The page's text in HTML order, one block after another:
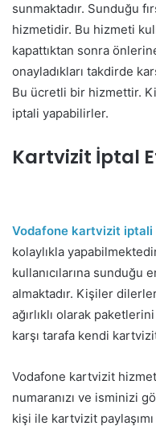
sunmaktadır. Sunduğu
hizmetidir. Bu hizmeti
kapattıktan sonra
onayladıkları takdirde
Bu ücretli bir hizmettir.
iptali yapabilirler.
Kartvizit İptal
Vodafone kartvizit iptali
kolaylıkla
kullanıcılarına sunduğu
almaktadır. Kişiler
ağırlıklı olarak
karşı tarafa kendi
Vodafone kartvizit
numaranızı ve isminizi
kişi ile kartvizit